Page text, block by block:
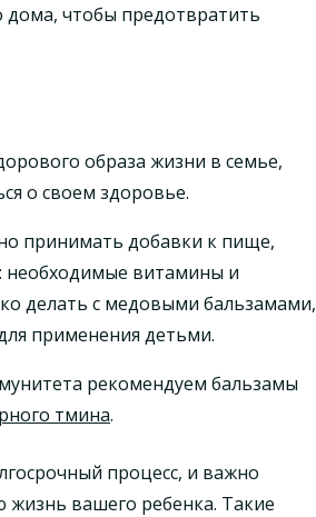
дома, чтобы предотвратить
образа жизни в семье,
о своем здоровье.
принимать добавки к пище,
необходимые витамины и
делать с медовыми бальзамами,
применения детьми.
рекомендуем бальзамы
тмина.
процесс, и важно
вашего ребенка. Такие